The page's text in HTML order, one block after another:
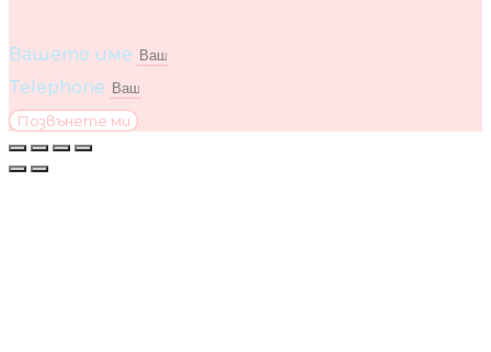
Вашето име
Telephone
Позвънете ми